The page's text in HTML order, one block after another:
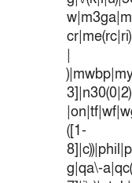
|
([1-
g|qa\-